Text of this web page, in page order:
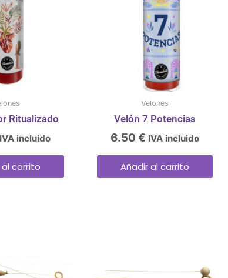
Ritualizado
IVA incluido
carrito
Velones
Velón 7 Potencias
6.50 € IVA incluido
Añadir al carrito